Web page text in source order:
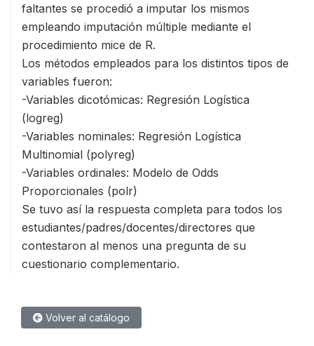
faltantes se procedió a imputar los mismos
empleando imputación múltiple mediante el
procedimiento mice de R.
Los métodos empleados para los distintos tipos de
variables fueron:
-Variables dicotómicas: Regresión Logística
(logreg)
-Variables nominales: Regresión Logística
Multinomial (polyreg)
-Variables ordinales: Modelo de Odds
Proporcionales (polr)
Se tuvo así la respuesta completa para todos los
estudiantes/padres/docentes/directores que
contestaron al menos una pregunta de su
cuestionario complementario.
Volver al catálogo